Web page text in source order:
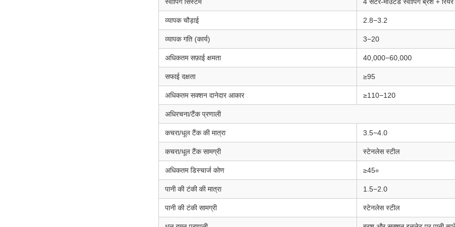
व्यापक चौड़ाई 2.8−3.2
व्यापक गति (कार्य) 3−20
अधिकतम सफ़ाई क्षमता 40,000−60,000
सफाई दक्षता ≥95
अधिकतम सक्शन दानेदार आकार ≥110−120
अधिरचना/टैंक प्रणाली
कचरा/धूल टैंक की मात्रा 3.5−4.0
कचरा/धूल टैंक सामग्री स्टेनलेस स्टील
अधिकतम डिस्चार्ज कोण ≥45∘
पानी की टंकी की मात्रा 1.5−2.0
पानी की टंकी सामग्री स्टेनलेस स्टील